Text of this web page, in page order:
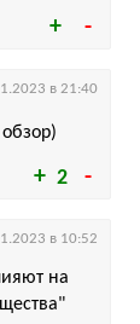
2
в 21:40
на
в 10:52